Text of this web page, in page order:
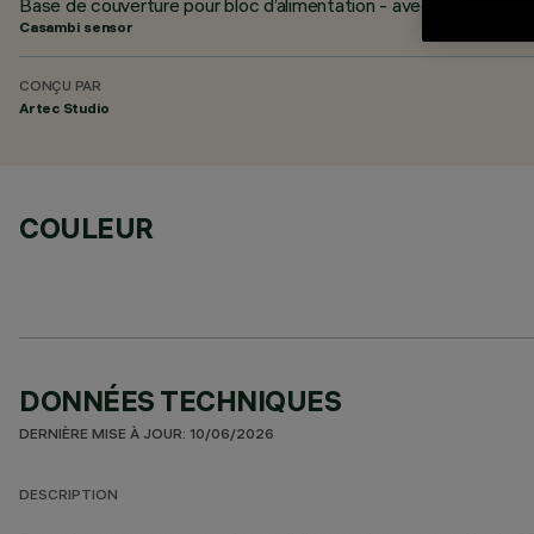
Base de couverture pour bloc d’alimentation - avec capteur
Casambi sensor
CONÇU PAR
Artec Studio
COULEUR
DONNÉES TECHNIQUES
DERNIÈRE MISE À JOUR: 10/06/2026
DESCRIPTION